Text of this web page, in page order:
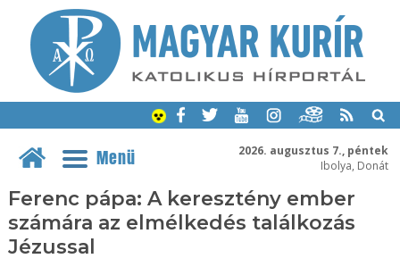
2026. augusztus 7., péntek
Ibolya, Donát
Menü
Ferenc pápa: A keresztény ember
számára az elmélkedés találkozás
Jézussal